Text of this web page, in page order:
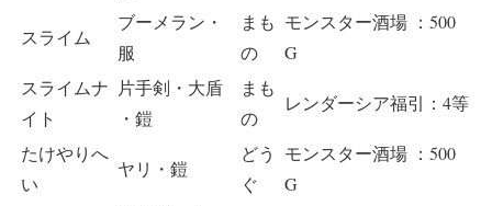
スライム
ブーメラン・
服
まも
の
モンスター酒場 ：500
G
スライムナ
イト
片手剣・大盾
・鎧
まも
の
レンダーシア福引：4等
たけやりへ
い
ヤリ・鎧
どう
ぐ
モンスター酒場 ：500
G